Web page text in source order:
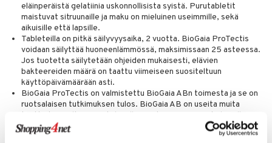
eläinperäistä gelatiinia uskonnollisista syistä. Purutabletit
maistuvat sitruunaille ja maku on mieluinen useimmille, sekä
aikuisille että lapsille.
Tableteilla on pitkä säilyvyysaika, 2 vuotta. BioGaia ProTectis
voidaan säilyttää huoneenlämmössä, maksimissaan 25 asteessa.
Jos tuotetta säilytetään ohjeiden mukaisesti, elävien
bakteereiden määrä on taattu viimeiseen suositeltuun
käyttöpäivämäärään asti.
BioGaia ProTectis on valmistettu BioGaia ABn toimesta ja se on
ruotsalaisen tutkimuksen tulos. BioGaia AB on useita muita
tuotteita sisältäen Lactobacillus reuteria, mm. useita lapsille
tarkoitettuja vatsatippoja. On saatavilla myös velli sisältäen
Lactobacillus reuteri Protectista.